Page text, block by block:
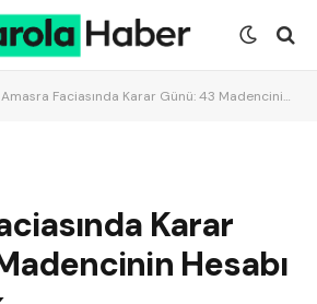
Amasra Faciasında Karar Günü: 43 Madencinin Hesabı Sorulacak
Karar
Hesabı